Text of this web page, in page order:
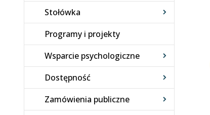
Stołówka
Programy i projekty
Wsparcie psychologiczne
Dostępność
Zamówienia publiczne